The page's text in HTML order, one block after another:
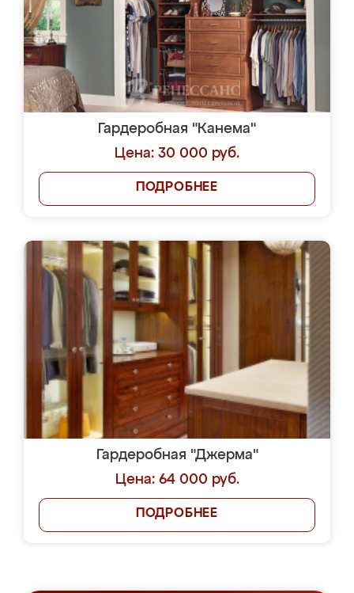
Гардеробная "Канема"
Цена: 30 000 руб.
ПОДРОБНЕЕ
Гардеробная "Джерма"
Цена: 64 000 руб.
ПОДРОБНЕЕ